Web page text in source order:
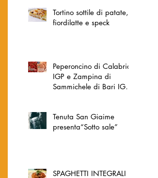
Tortino sottile di patate,
fiordilatte e speck
Peperoncino di Calabria
IGP e Zampina di
Sammichele di Bari IGP
Tenuta San Giaime
presenta“Sotto sale”
SPAGHETTI INTEGRALI